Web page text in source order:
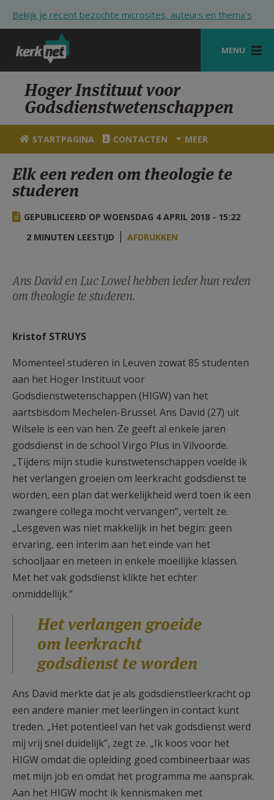
Bekijk je recent bezochte microsites, auteurs en thema's
MENU
STARTPAGINA
KERK
VIERINGEN
ZOEKEN
HULP
STARTPAGINA PORTAAL
AANMELDEN OF REGISTREREN
Hoger Instituut voor
Godsdienstwetenschappen
STARTPAGINA CONTACTEN MEER
Elk een reden om theologie te
studeren
GEPUBLICEERD OP WOENSDAG 4 APRIL 2018 - 15:22
2 MINUTEN LEESTIJD
AFDRUKKEN
Ans David en Luc Lowel hebben ieder hun reden
om theologie te studeren.
Kristof STRUYS
Momenteel studeren in Leuven zowat 85 studenten
aan het Hoger Instituut voor
Godsdienstwetenschappen (HIGW) van het
aartsbisdom Mechelen-Brussel. Ans David (27) uit
Wilsele is een van hen. Ze geeft al enkele jaren
godsdienst in de school Virgo Plus in Vilvoorde.
„Tijdens mijn studie kunstwetenschappen voelde ik
het verlangen groeien om leerkracht godsdienst te
worden, een plan dat werkelijkheid werd toen ik een
zwangere collega mocht vervangen”, vertelt ze.
„Lesgeven was niet makkelijk in het begin: geen
ervaring, een interim aan het einde van het
schooljaar en meteen in enkele moeilijke klassen.
Met het vak godsdienst klikte het echter
onmiddellijk.”
Het verlangen groeide
om leerkracht
godsdienst te worden
Ans David merkte dat je als godsdienstleerkracht op
een andere manier met leerlingen in contact kunt
treden. „Het potentieel van het vak godsdienst werd
mij vrij snel duidelijk”, zegt ze. „Ik koos voor het
HIGW omdat die opleiding goed combineerbaar was
met mijn job en omdat het programma me aansprak.
Aan het HIGW mocht ik kennismaken met